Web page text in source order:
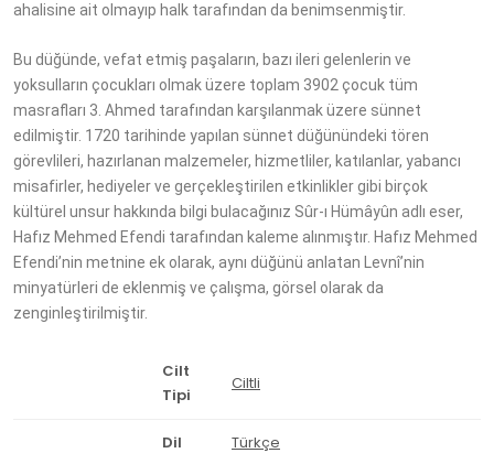
ahalisine ait olmayıp halk tarafından da benimsenmiştir.
Bu düğünde, vefat etmiş paşaların, bazı ileri gelenlerin ve
yoksulların çocukları olmak üzere toplam 3902 çocuk tüm
masrafları 3. Ahmed tarafından karşılanmak üzere sünnet
edilmiştir. 1720 tarihinde yapılan sünnet düğünündeki tören
görevlileri, hazırlanan malzemeler, hizmetliler, katılanlar, yabancı
misafirler, hediyeler ve gerçekleştirilen etkinlikler gibi birçok
kültürel unsur hakkında bilgi bulacağınız Sûr-ı Hümâyûn adlı eser,
Hafız Mehmed Efendi tarafından kaleme alınmıştır. Hafız Mehmed
Efendi’nin metnine ek olarak, aynı düğünü anlatan Levnî’nin
minyatürleri de eklenmiş ve çalışma, görsel olarak da
zenginleştirilmiştir.
Cilt
Tipi
Ciltli
Dil Türkçe